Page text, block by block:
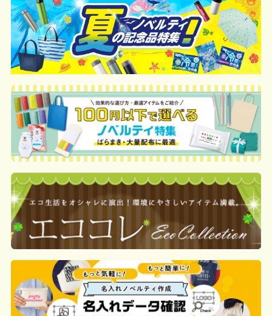
例：200個未満（1式：18,000円）
200個~499個の場合：42円（1個当た
り）
500個~999個の場合：35円（1個当た
り）
1,000個以上：28円（1個当たり）